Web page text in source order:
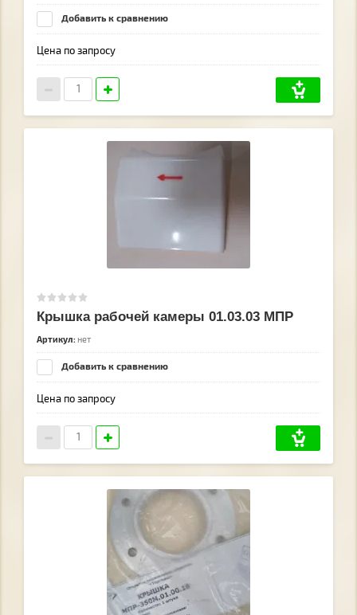
Добавить к сравнению
Цена по запросу
Крышка рабочей камеры 01.03.03 МПР
Артикул: нет
Добавить к сравнению
Цена по запросу